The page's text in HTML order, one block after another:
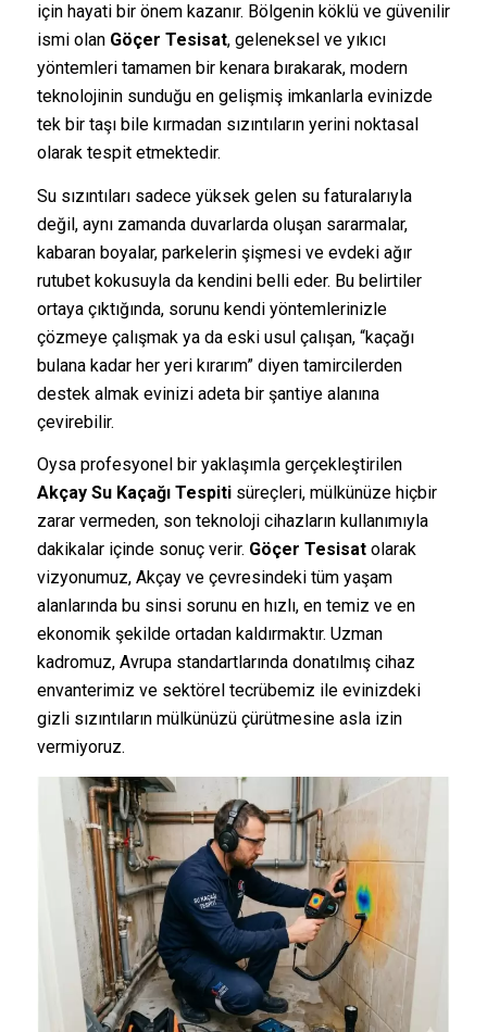
için hayati bir önem kazanır. Bölgenin köklü ve güvenilir
ismi olan Göçer Tesisat, geleneksel ve yıkıcı
yöntemleri tamamen bir kenara bırakarak, modern
teknolojinin sunduğu en gelişmiş imkanlarla evinizde
tek bir taşı bile kırmadan sızıntıların yerini noktasal
olarak tespit etmektedir.
Su sızıntıları sadece yüksek gelen su faturalarıyla
değil, aynı zamanda duvarlarda oluşan sararmalar,
kabaran boyalar, parkelerin şişmesi ve evdeki ağır
rutubet kokusuyla da kendini belli eder. Bu belirtiler
ortaya çıktığında, sorunu kendi yöntemlerinizle
çözmeye çalışmak ya da eski usul çalışan, “kaçağı
bulana kadar her yeri kırarım” diyen tamircilerden
destek almak evinizi adeta bir şantiye alanına
çevirebilir.
Oysa profesyonel bir yaklaşımla gerçekleştirilen
Akçay Su Kaçağı Tespitisüreçleri, mülkünüze hiçbir
zarar vermeden, son teknoloji cihazların kullanımıyla
dakikalar içinde sonuç verir. Göçer Tesisatolarak
vizyonumuz, Akçay ve çevresindeki tüm yaşam
alanlarında bu sinsi sorunu en hızlı, en temiz ve en
ekonomik şekilde ortadan kaldırmaktır. Uzman
kadromuz, Avrupa standartlarında donatılmış cihaz
envanterimiz ve sektörel tecrübemiz ile evinizdeki
gizli sızıntıların mülkünüzü çürütmesine asla izin
vermiyoruz.